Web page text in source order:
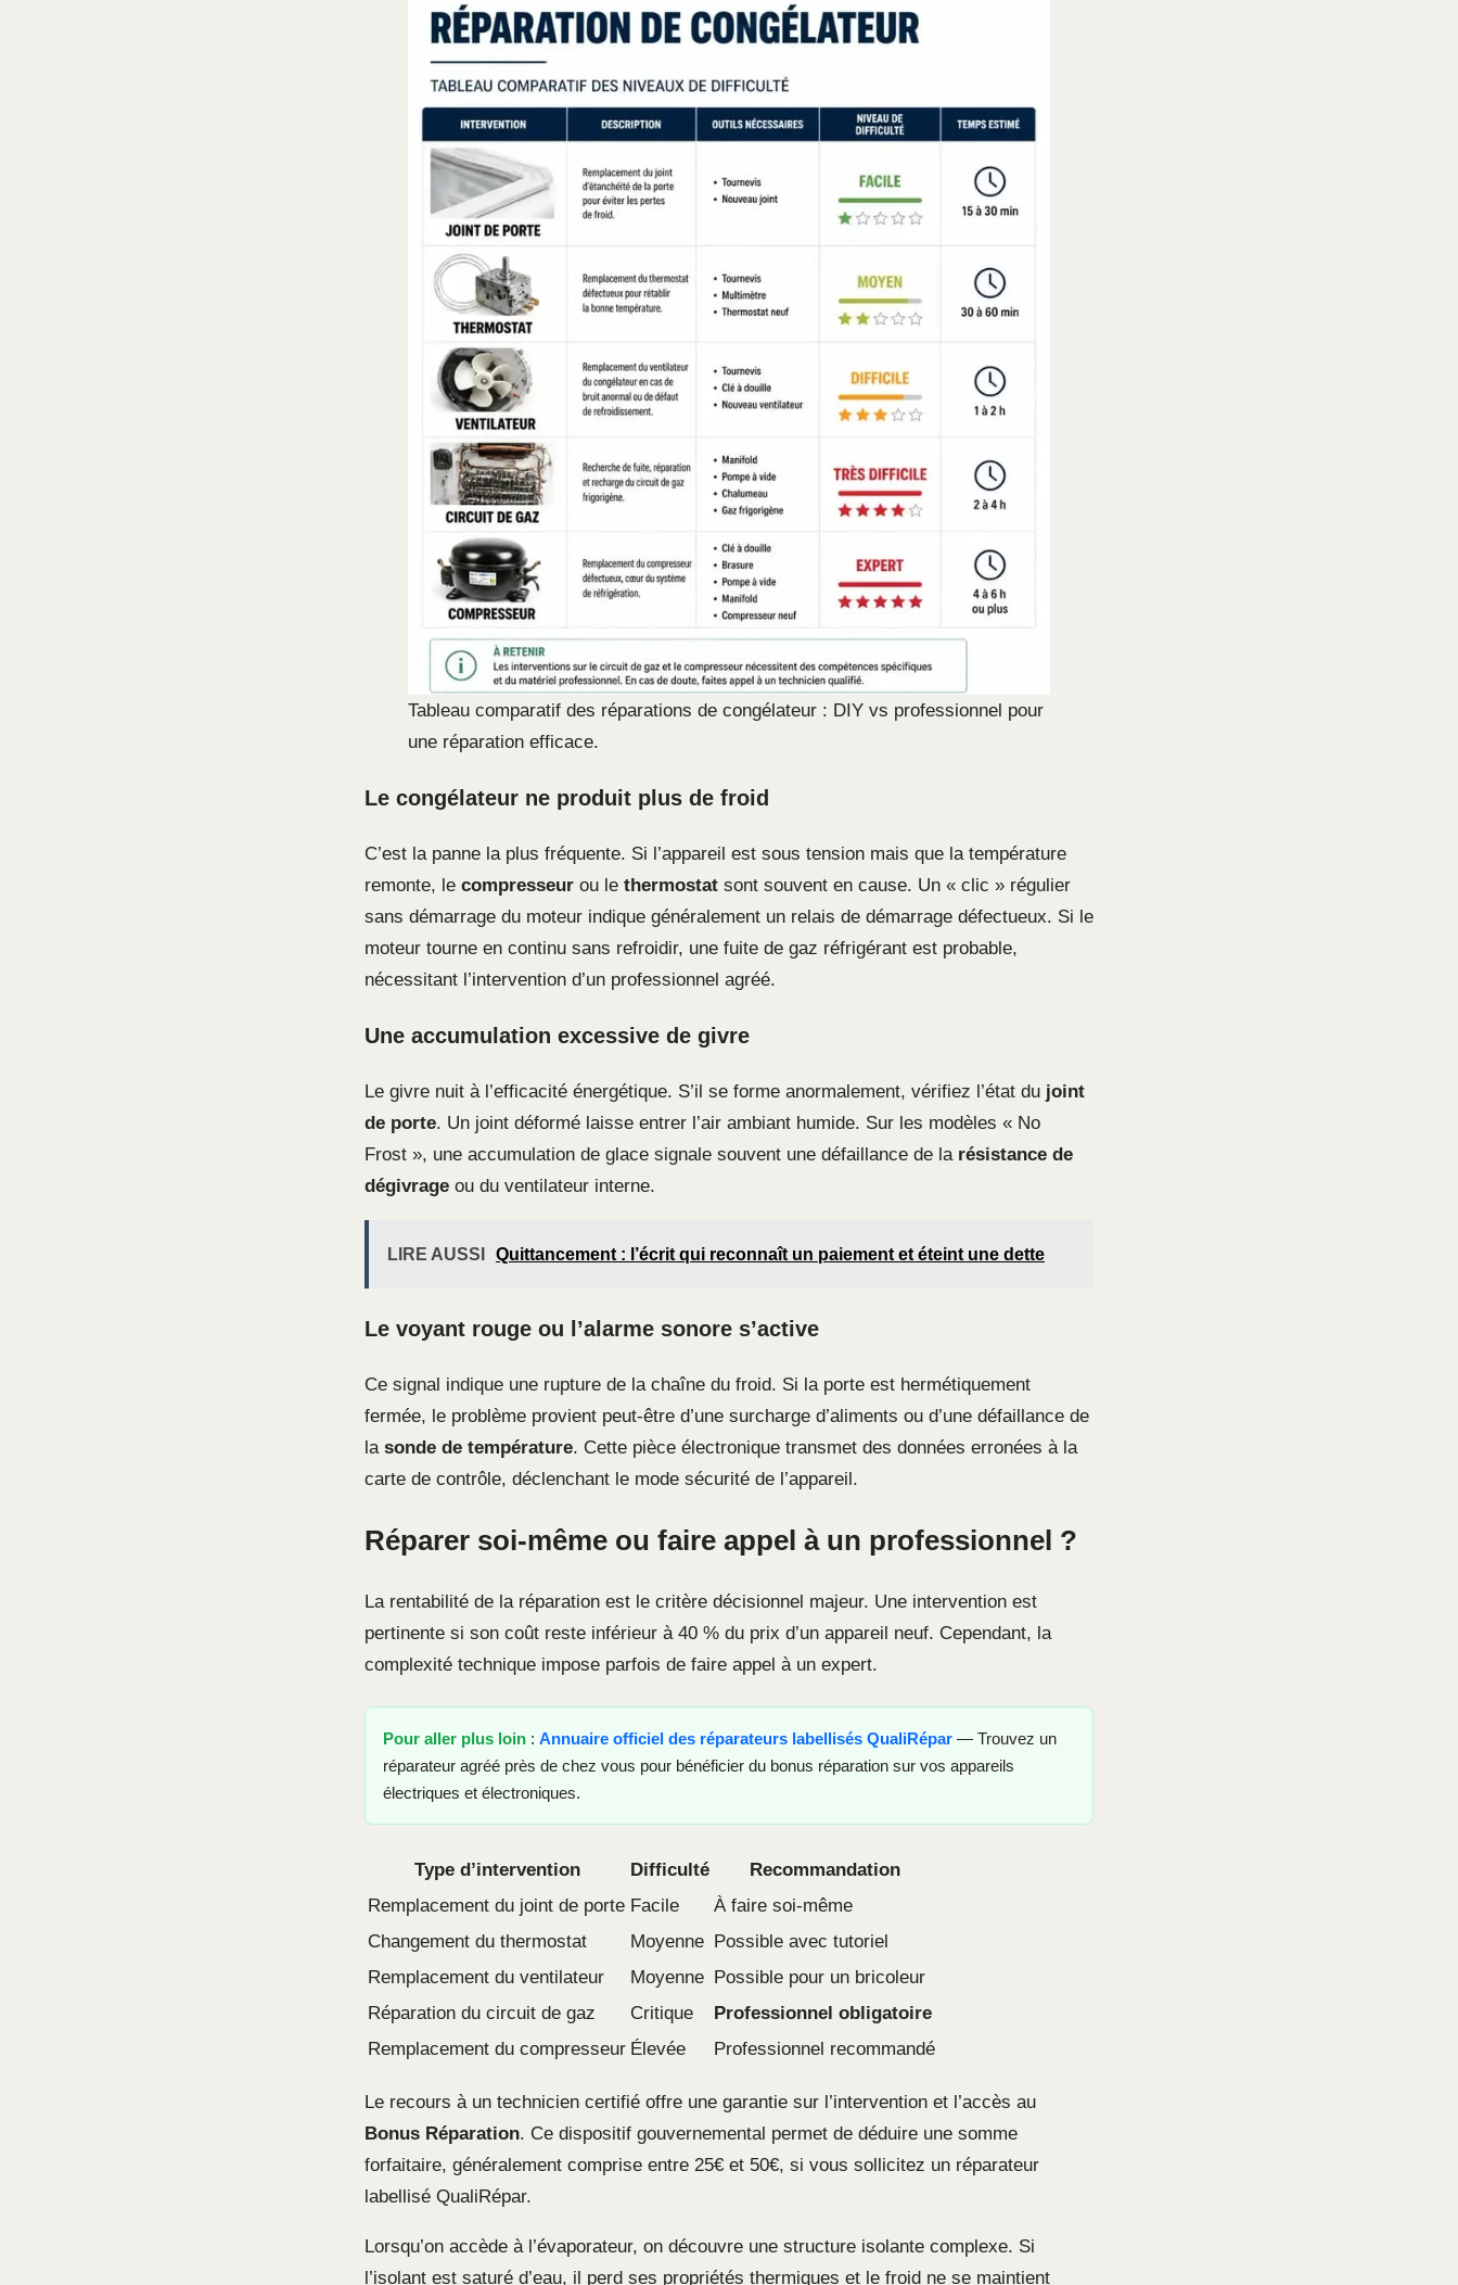
Tableau comparatif des réparations de congélateur : DIY vs professionnel pour
une réparation efficace.
Le congélateur ne produit plus de froid
C’est la panne la plus fréquente. Si l’appareil est sous tension mais que la température
remonte, le compresseur ou le thermostat sont souvent en cause. Un « clic » régulier
sans démarrage du moteur indique généralement un relais de démarrage défectueux. Si le
moteur tourne en continu sans refroidir, une fuite de gaz réfrigérant est probable,
nécessitant l’intervention d’un professionnel agréé.
Une accumulation excessive de givre
Le givre nuit à l’efficacité énergétique. S’il se forme anormalement, vérifiez l’état du joint
de porte. Un joint déformé laisse entrer l’air ambiant humide. Sur les modèles « No
Frost », une accumulation de glace signale souvent une défaillance de la résistance de
dégivrage ou du ventilateur interne.
LIRE AUSSI Quittancement : l’écrit qui reconnaît un paiement et éteint une dette
Le voyant rouge ou l’alarme sonore s’active
Ce signal indique une rupture de la chaîne du froid. Si la porte est hermétiquement
fermée, le problème provient peut-être d’une surcharge d’aliments ou d’une défaillance de
la sonde de température. Cette pièce électronique transmet des données erronées à la
carte de contrôle, déclenchant le mode sécurité de l’appareil.
Réparer soi-même ou faire appel à un professionnel ?
La rentabilité de la réparation est le critère décisionnel majeur. Une intervention est
pertinente si son coût reste inférieur à 40 % du prix d’un appareil neuf. Cependant, la
complexité technique impose parfois de faire appel à un expert.
Pour aller plus loin : Annuaire officiel des réparateurs labellisés QualiRépar — Trouvez un
réparateur agréé près de chez vous pour bénéficier du bonus réparation sur vos appareils
électriques et électroniques.
Type d’intervention Difficulté
Recommandation
Remplacement du joint de porte Facile
À faire soi-même
Changement du thermostat
Moyenne Possible avec tutoriel
Remplacement du ventilateur
Moyenne Possible pour un bricoleur
Réparation du circuit de gaz
Critique
Professionnel obligatoire
Remplacement du compresseur Élevée Professionnel recommandé
Le recours à un technicien certifié offre une garantie sur l’intervention et l’accès au
Bonus Réparation. Ce dispositif gouvernemental permet de déduire une somme
forfaitaire, généralement comprise entre 25€ et 50€, si vous sollicitez un réparateur
labellisé QualiRépar.
Lorsqu’on accède à l’évaporateur, on découvre une structure isolante complexe. Si
l’isolant est saturé d’eau, il perd ses propriétés thermiques et le froid ne se maintient